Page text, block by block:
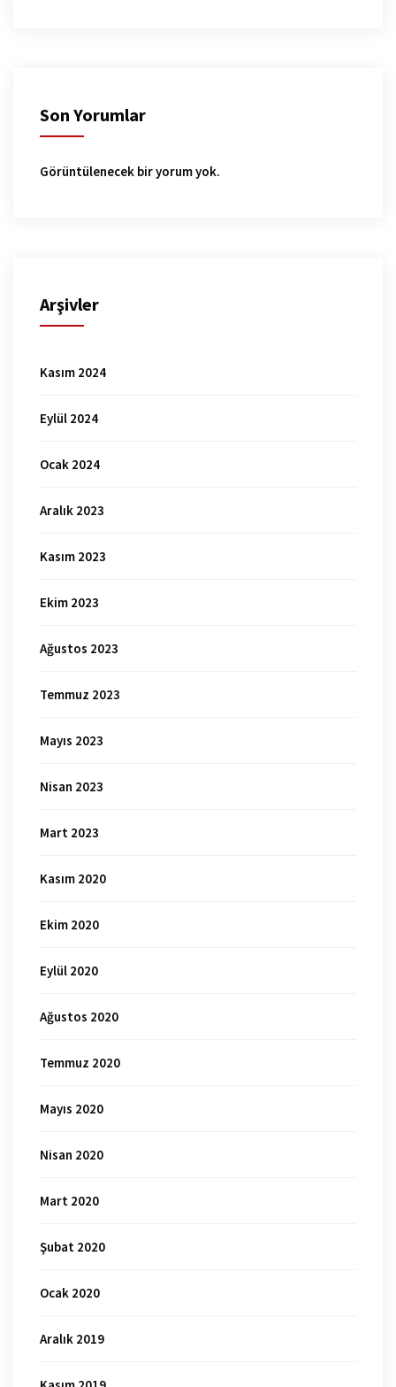
Son Yorumlar
Görüntülenecek bir yorum yok.
Arşivler
Kasım 2024
Eylül 2024
Ocak 2024
Aralık 2023
Kasım 2023
Ekim 2023
Ağustos 2023
Temmuz 2023
Mayıs 2023
Nisan 2023
Mart 2023
Kasım 2020
Ekim 2020
Eylül 2020
Ağustos 2020
Temmuz 2020
Mayıs 2020
Nisan 2020
Mart 2020
Şubat 2020
Ocak 2020
Aralık 2019